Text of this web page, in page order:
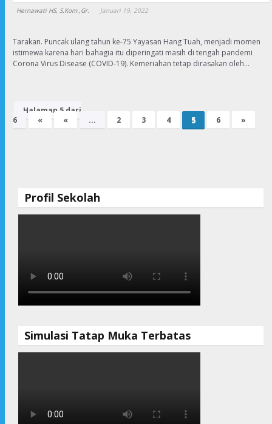
Hernawati HS, S.Kom.,Gr. Januari 19, 2022
Tarakan. Puncak ulang tahun ke-75 Yayasan Hang Tuah, menjadi momen
istimewa karena hari bahagia itu diperingati masih di tengah pandemi
Corona Virus Disease (COVID-19). Kemeriahan tetap dirasakan oleh…
Halaman 5 dari
6
« « ... 2 3 4 5 6 »
Profil Sekolah
Simulasi Tatap Muka Terbatas